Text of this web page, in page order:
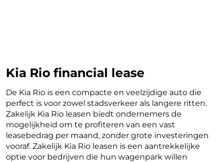
Kia Rio financial lease
De Kia Rio is een compacte en veelzijdige auto die
perfect is voor zowel stadsverkeer als langere ritten.
Zakelijk Kia Rio leasen biedt ondernemers de
mogelijkheid om te profiteren van een vast
leasebedrag per maand, zonder grote investeringen
vooraf. Zakelijk Kia Rio leasen is een aantrekkelijke
optie voor bedrijven die hun wagenpark willen